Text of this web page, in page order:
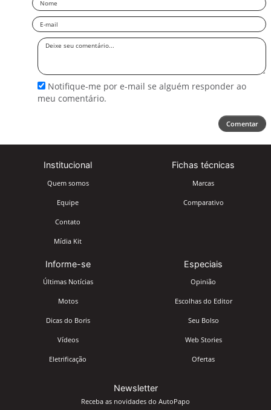
Email
Deixe
Notifique-me por e-mail se alguém responder ao
meu comentário.
Comentar
Institucional
Quem somos
Equipe
Contato
Mídia Kit
Fichas técnicas
Marcas
Comparativo
Informe-se
Últimas Notícias
Motos
Dicas do Boris
Vídeos
Eletrificação
Especiais
Opinião
Escolhas do Editor
Seu Bolso
Web Stories
Ofertas
Newsletter
Receba as novidades do AutoPapo